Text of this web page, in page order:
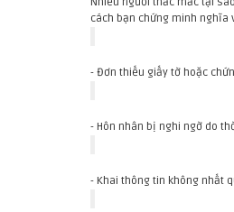
cách bạn chứng minh nghĩa
- Đơn thiếu giấy tờ hoặc
- Hôn nhân bị nghi ngờ do
- Khai thông tin không nhất